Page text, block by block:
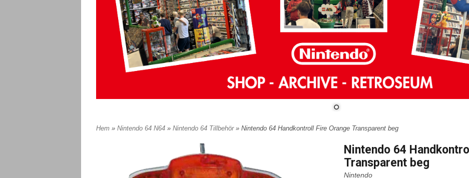
Hem » Nintendo 64 N64 » Nintendo 64 Tillbehör » Nintendo 64 Handkontroll Fire Orange Transparent beg
Nintendo 64
Transparent beg
Nintendo